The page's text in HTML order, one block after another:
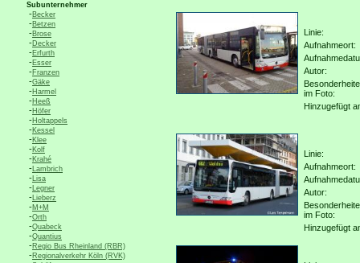
Subunternehmer
-Becker
-Betzen
-Brose
-Decker
-Erfurth
-Esser
-Franzen
-Gäke
-Harmel
-Heeß
-Höfer
-Holtappels
-Kessel
-Klee
-Kolf
-Krahé
-Lambrich
-Lisa
-Legner
-Lieberz
-M+M
-Orth
-Quabeck
-Quantius
-Regio Bus Rheinland (RBR)
-Regionalverkehr Köln (RVK)
Linie:
Aufnahmeort:
Autor:
im Foto:
Hinzugefügt
Linie:
Aufnahmeort:
Autor:
im Foto:
Hinzugefügt